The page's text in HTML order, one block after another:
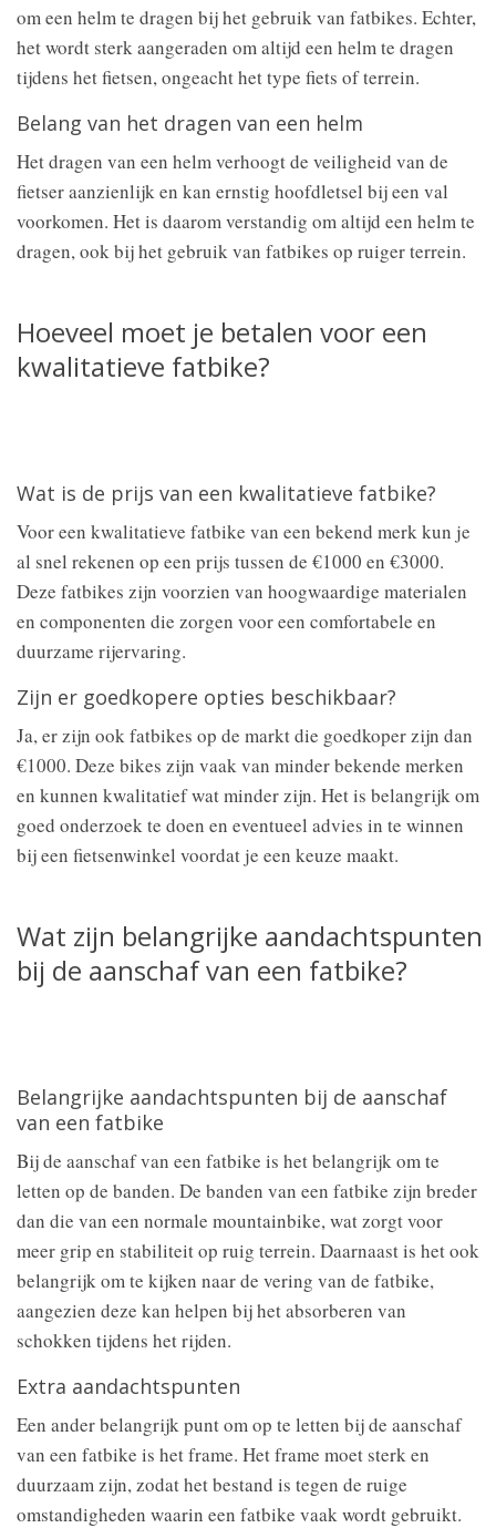
om een helm te dragen bij het gebruik van fatbikes. Echter,
het wordt sterk aangeraden om altijd een helm te dragen
tijdens het fietsen, ongeacht het type fiets of terrein.
Belang van het dragen van een helm
Het dragen van een helm verhoogt de veiligheid van de
fietser aanzienlijk en kan ernstig hoofdletsel bij een val
voorkomen. Het is daarom verstandig om altijd een helm te
dragen, ook bij het gebruik van fatbikes op ruiger terrein.
Hoeveel moet je betalen voor een
kwalitatieve fatbike?
Wat is de prijs van een kwalitatieve fatbike?
Voor een kwalitatieve fatbike van een bekend merk kun je
al snel rekenen op een prijs tussen de €1000 en €3000.
Deze fatbikes zijn voorzien van hoogwaardige materialen
en componenten die zorgen voor een comfortabele en
duurzame rijervaring.
Zijn er goedkopere opties beschikbaar?
Ja, er zijn ook fatbikes op de markt die goedkoper zijn dan
€1000. Deze bikes zijn vaak van minder bekende merken
en kunnen kwalitatief wat minder zijn. Het is belangrijk om
goed onderzoek te doen en eventueel advies in te winnen
bij een fietsenwinkel voordat je een keuze maakt.
Wat zijn belangrijke aandachtspunten
bij de aanschaf van een fatbike?
Belangrijke aandachtspunten bij de aanschaf
van een fatbike
Bij de aanschaf van een fatbike is het belangrijk om te
letten op de banden. De banden van een fatbike zijn breder
dan die van een normale mountainbike, wat zorgt voor
meer grip en stabiliteit op ruig terrein. Daarnaast is het ook
belangrijk om te kijken naar de vering van de fatbike,
aangezien deze kan helpen bij het absorberen van
schokken tijdens het rijden.
Extra aandachtspunten
Een ander belangrijk punt om op te letten bij de aanschaf
van een fatbike is het frame. Het frame moet sterk en
duurzaam zijn, zodat het bestand is tegen de ruige
omstandigheden waarin een fatbike vaak wordt gebruikt.